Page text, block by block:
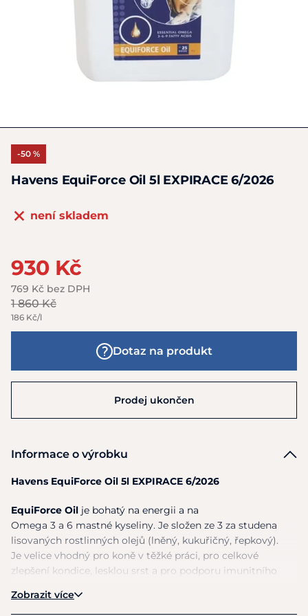
-50 %
Havens EquiForce Oil 5l EXPIRACE 6/2026
není skladem
930 Kč
769 Kč bez DPH
1 860 Kč
186 Kč/l
Dotaz na produkt
Prodej ukončen
Informace o výrobku
Havens EquiForce Oil 5l EXPIRACE 6/2026
EquiForce Oil je bohatý na energii a na
Omega 3 a 6 mastné kyseliny. Je složen ze 3 za studena
lisovaných rostlinných olejů (lněný, kukuřičný, řepkový).
Je velice vhodný pro koně v těžké práci, pro celkové
zlepšení kondice, lesklou srst a pro podporu imunitního
Zobrazit více